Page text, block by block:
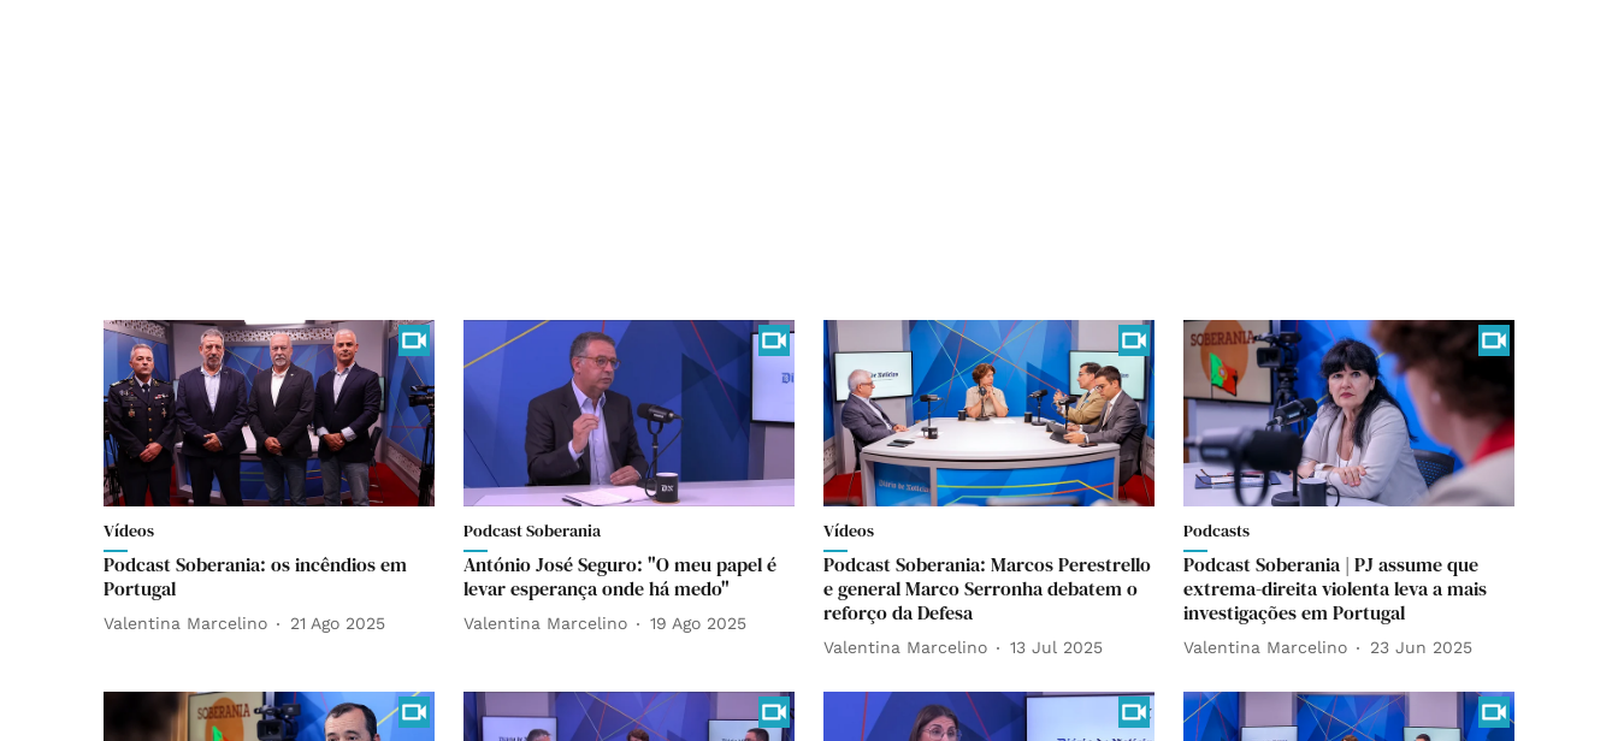
Vídeos
Podcast Soberania: os incêndios em
Portugal
Valentina Marcelino 21 Ago 2025
Podcast Soberania
António José Seguro: "O meu papel é
levar esperança onde há medo"
Valentina Marcelino 19 Ago 2025
Vídeos
Podcast Soberania: Marcos Perestrello
e general Marco Serronha debatem o
reforço da Defesa
Valentina Marcelino 13 Jul 2025
Podcasts
Podcast Soberania | PJ assume que
extrema-direita violenta leva a mais
investigações em Portugal
Valentina Marcelino 23 Jun 2025